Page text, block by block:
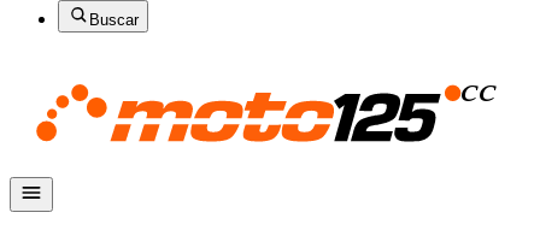
Buscar